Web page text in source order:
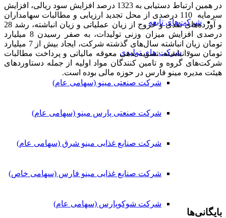
شرکت‌های تابعه
شرکت های تولیدی
شرکت صنعتی مینو (سهامی عام)
شرکت صنعتی پارس مینو (سهامی عام)
شرکت صنایع غذایی مینو شرق (سهامی عام)
شرکت صنایع غذایی مینو فارس (سهامی خاص)
شرکت شوکوپارس (سهامی عام)
در همین ارتباط دستیابی به 1323 درصد افزایش سود ریالی، افزایش
سرمایه 110 درصدی از محل تجدید ارزیابی و مطالبات سهامداران
و آورده‌های نقدی و خروج از زیان عملیاتی و زیان انباشته، رشد 28
درصدی افزایش میزان وزنی تولیدات، به صفر رسیدن 8 میلیارد
تومان زیان انباشته سال‌های گذشته شرکت، ایجاد بیش از 7 میلیارد
تومان سودانباشته، تسویه بدهی معوقه مالیاتی و پرداخت مطالبات
شرکت‌های گروه و تامین کنندگان مواد اولیه از جمله دستاوردهای
هیئت مدیره مینو فارس در حوزه مالی بوده است.
بایگانی‌ها